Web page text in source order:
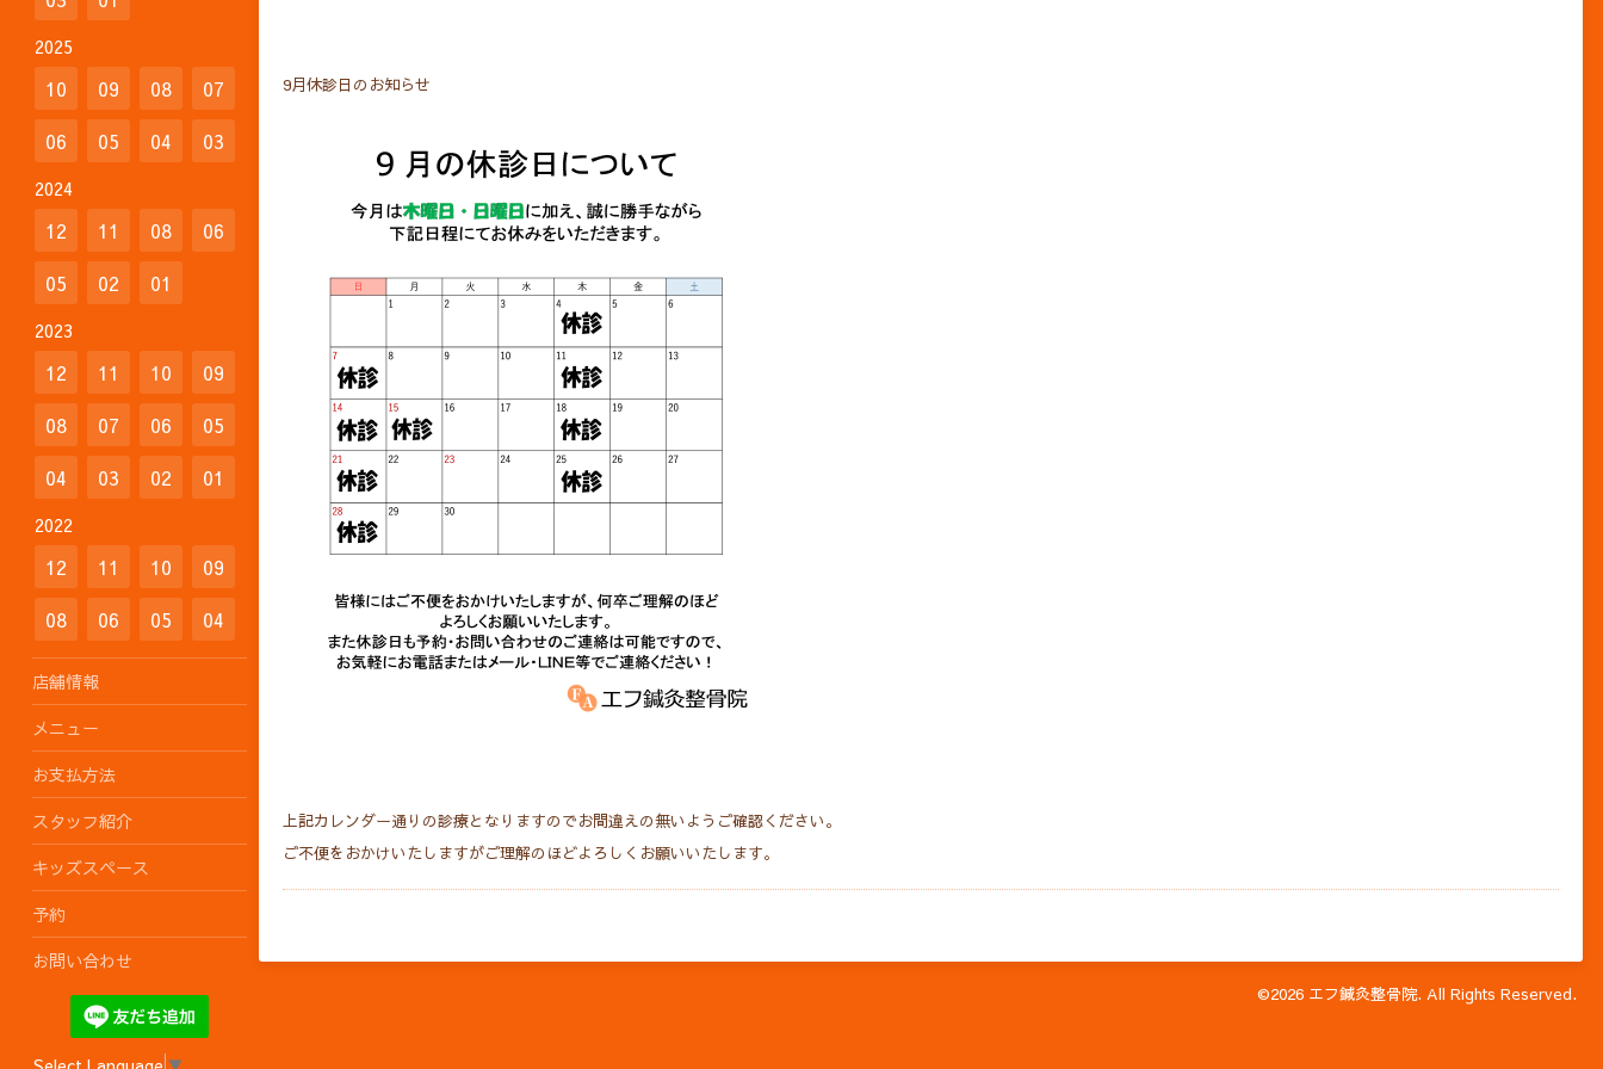
9月休診日のお知らせ
上記カレンダー通りの診療となりますのでお間違えの無いようご確認ください。
ご不便をおかけいたしますがご理解のほどよろしくお願いいたします。
©2026 エフ鍼灸整骨院. All Rights Reserved.
2025
10 09 08
07
06
05 04 03
2024
12 11 08
06
05
02 01
2023
12 11 10
09
08
07 06
05
04
03 02 01
2022
12 11 10
09
08
06 05 04
店舗情報
メニュー
お支払方法
スタッフ紹介
キッズスペース
予約
お問い合わせ